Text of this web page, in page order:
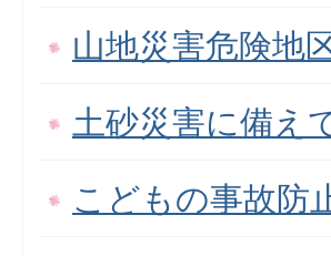
山地災害危険地
土砂災害に備え
こどもの事故防